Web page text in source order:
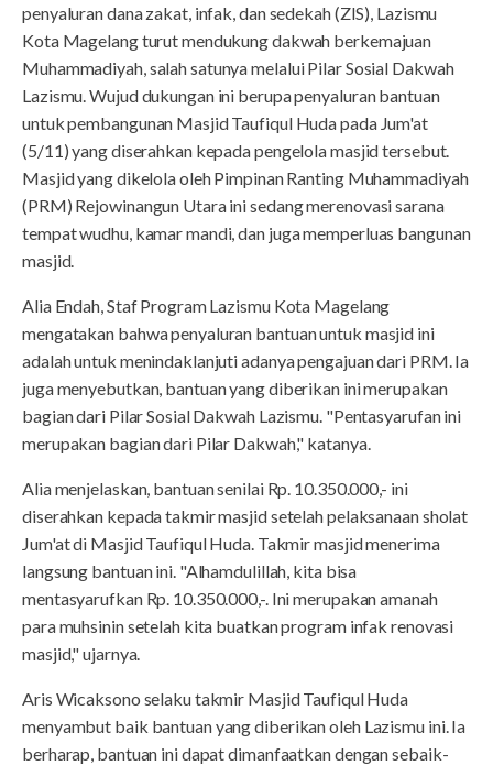
penyaluran dana zakat, infak, dan sedekah (ZIS), Lazismu
Kota Magelang turut mendukung dakwah berkemajuan
Muhammadiyah, salah satunya melalui Pilar Sosial Dakwah
Lazismu. Wujud dukungan ini berupa penyaluran bantuan
untuk pembangunan Masjid Taufiqul Huda pada Jum'at
(5/11) yang diserahkan kepada pengelola masjid tersebut.
Masjid yang dikelola oleh Pimpinan Ranting Muhammadiyah
(PRM) Rejowinangun Utara ini sedang merenovasi sarana
tempat wudhu, kamar mandi, dan juga memperluas bangunan
masjid.
Alia Endah, Staf Program Lazismu Kota Magelang
mengatakan bahwa penyaluran bantuan untuk masjid ini
adalah untuk menindaklanjuti adanya pengajuan dari PRM. Ia
juga menyebutkan, bantuan yang diberikan ini merupakan
bagian dari Pilar Sosial Dakwah Lazismu. "Pentasyarufan ini
merupakan bagian dari Pilar Dakwah," katanya.
Alia menjelaskan, bantuan senilai Rp. 10.350.000,- ini
diserahkan kepada takmir masjid setelah pelaksanaan sholat
Jum'at di Masjid Taufiqul Huda. Takmir masjid menerima
langsung bantuan ini. "Alhamdulillah, kita bisa
mentasyarufkan Rp. 10.350.000,-. Ini merupakan amanah
para muhsinin setelah kita buatkan program infak renovasi
masjid," ujarnya.
Aris Wicaksono selaku takmir Masjid Taufiqul Huda
menyambut baik bantuan yang diberikan oleh Lazismu ini. Ia
berharap, bantuan ini dapat dimanfaatkan dengan sebaik-